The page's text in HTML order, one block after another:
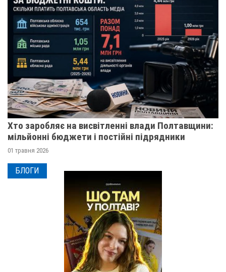
Хто заробляє на висвітленні влади Полтавщини:
мільйонні бюджети і постійні підрядники
01 травня 2026
БЛОГИ